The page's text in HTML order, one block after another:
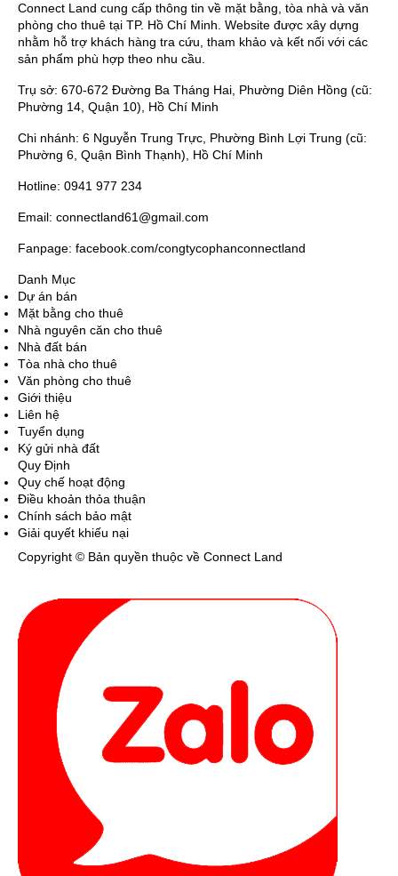
Connect Land cung cấp thông tin về mặt bằng, tòa nhà và văn
phòng cho thuê tại TP. Hồ Chí Minh. Website được xây dựng
nhằm hỗ trợ khách hàng tra cứu, tham khảo và kết nối với các
sản phẩm phù hợp theo nhu cầu.
Trụ sở: 670-672 Đường Ba Tháng Hai, Phường Diên Hồng (cũ:
Phường 14, Quận 10), Hồ Chí Minh
Chi nhánh: 6 Nguyễn Trung Trực, Phường Bình Lợi Trung (cũ:
Phường 6, Quận Bình Thạnh), Hồ Chí Minh
Hotline: 0941 977 234
Email: connectland61@gmail.com
Fanpage: facebook.com/congtycophanconnectland
Danh Mục
Dự án bán
Mặt bằng cho thuê
Nhà nguyên căn cho thuê
Nhà đất bán
Tòa nhà cho thuê
Văn phòng cho thuê
Giới thiệu
Liên hệ
Tuyển dụng
Ký gửi nhà đất
Quy Định
Quy chế hoạt động
Điều khoản thỏa thuận
Chính sách bảo mật
Giải quyết khiếu nại
Copyright © Bản quyền thuộc về Connect Land